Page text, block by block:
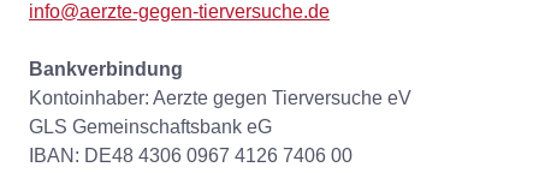
info@aerzte-gegen-tierversuche.de
Bankverbindung
Kontoinhaber: Aerzte gegen Tierversuche eV
GLS Gemeinschaftsbank eG
IBAN: DE48 4306 0967 4126 7406 00